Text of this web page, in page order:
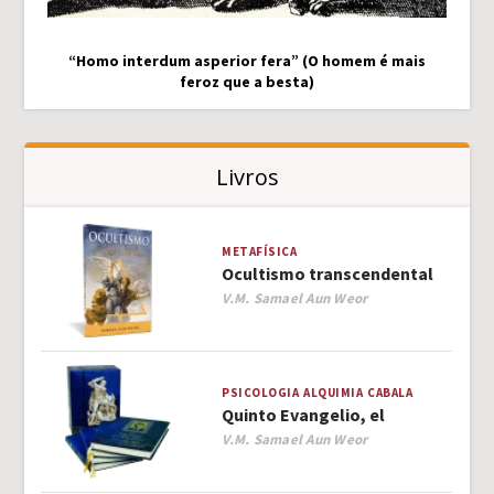
“Homo interdum asperior fera” (O homem é mais
feroz que a besta)
Livros
METAFÍSICA
Ocultismo transcendental
Author
V.M. Samael Aun Weor
PSICOLOGIA ALQUIMIA CABALA
Quinto Evangelio, el
Author
V.M. Samael Aun Weor